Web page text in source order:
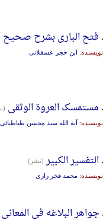
فتح الباری بشرح صحیح
نویسنده: ابن حجر عسقلانی
مستمسک العروة الوثقی
نویسنده: آیة الله سید محسن
التفسیر الکبیر (نشر)
نویسنده: محمد فخر رازی
جواهر البلاغه فی المعانی